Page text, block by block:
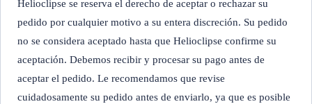
Helioclipse se reserva el derecho de aceptar o rechazar su
pedido por cualquier motivo a su entera discreción. Su pedido
no se considera aceptado hasta que Helioclipse confirme su
aceptación. Debemos recibir y procesar su pago antes de
aceptar el pedido. Le recomendamos que revise
cuidadosamente su pedido antes de enviarlo, ya que es posible